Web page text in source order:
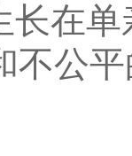
长在
不公